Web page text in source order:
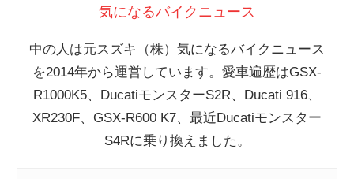
気になるバイクニュース
中の人は元スズキ（株）気になるバイクニュース
を2014年から運営しています。愛車遍歴はGSX-
R1000K5、DucatiモンスターS2R、Ducati 916、
XR230F、GSX-R600 K7、最近Ducatiモンスター
S4Rに乗り換えました。